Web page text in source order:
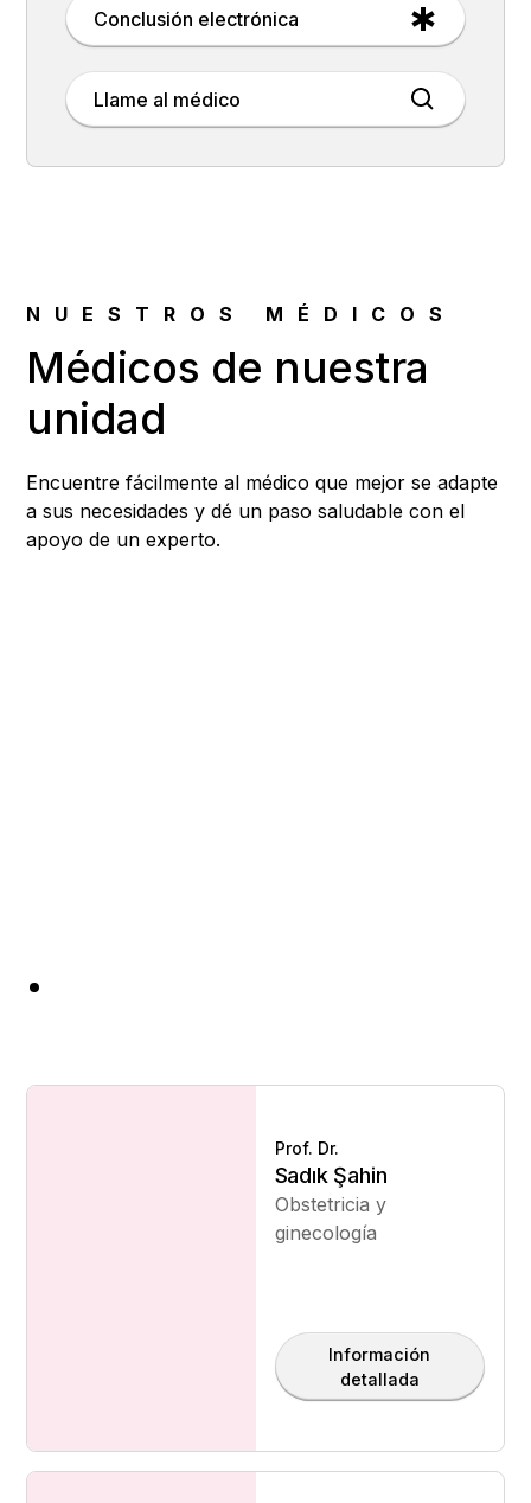
Conclusión electrónica
Llame al médico
NUESTROS MÉDICOS
Médicos de nuestra
unidad
Encuentre fácilmente al médico que mejor se adapte
a sus necesidades y dé un paso saludable con el
apoyo de un experto.
Prof. Dr.
Sadık Şahin
Obstetricia y
ginecología
Información
detallada